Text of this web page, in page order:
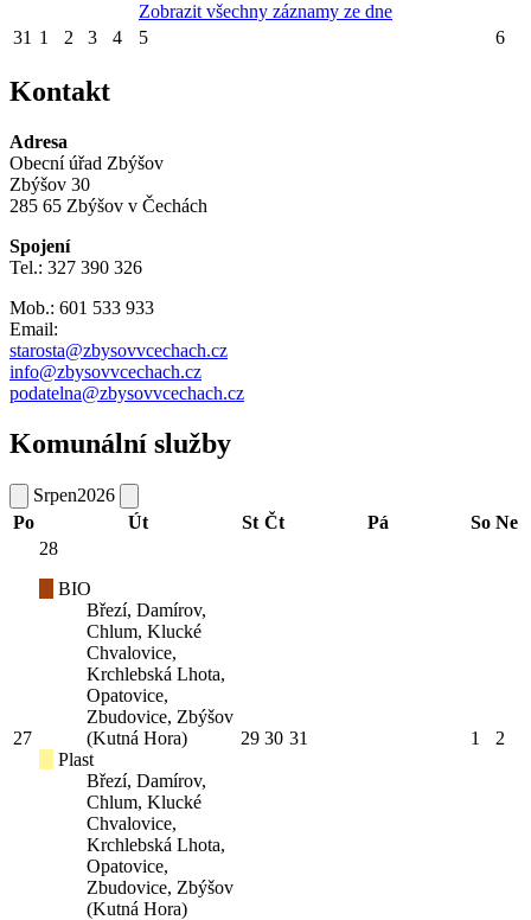
Zobrazit všechny záznamy ze dne
31 1 2 3 4 5 6
Kontakt
Adresa
Obecní úřad Zbýšov
Zbýšov 30
285 65 Zbýšov v Čechách
Spojení
Tel.: 327 390 326
Mob.: 601 533 933
Email:
starosta@zbysovvcechach.cz
info@zbysovvcechach.cz
podatelna@zbysovvcechach.cz
Komunální služby
Srpen2026
Po
Út St Čt Pá So Ne
27
28
BIO
Březí, Damírov,
Chlum, Klucké
Chvalovice,
Krchlebská Lhota,
Opatovice,
Zbudovice, Zbýšov
(Kutná Hora)
Plast
Březí, Damírov,
Chlum, Klucké
Chvalovice,
Krchlebská Lhota,
Opatovice,
Zbudovice, Zbýšov
(Kutná Hora)
29 30 31 1 2